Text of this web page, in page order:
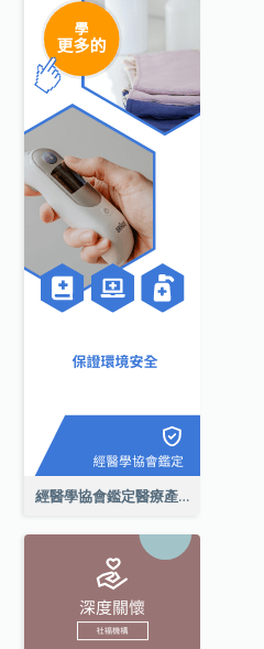
經醫學協會鑑定醫療產品擎天柱廣告